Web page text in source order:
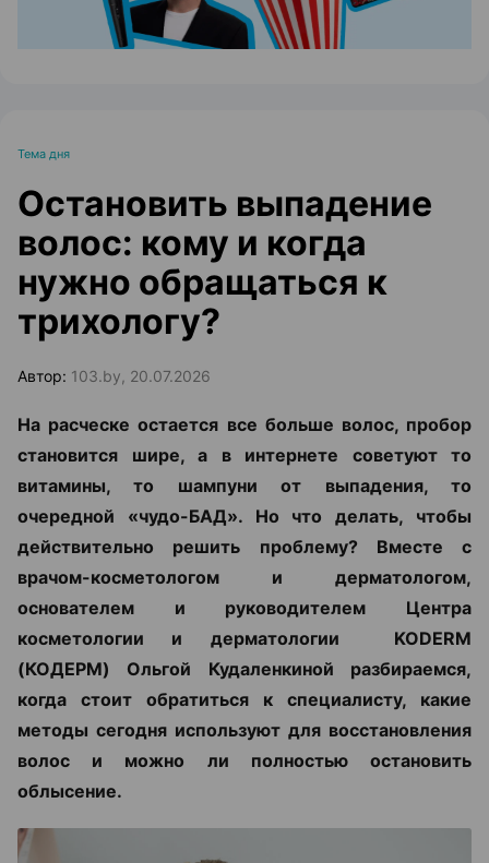
Тема дня
Остановить выпадение
волос: кому и когда
нужно обращаться к
трихологу?
Автор: 103.by, 20.07.2026
На расческе остается все больше волос, пробор
становится шире, а в интернете советуют то
витамины, то шампуни от выпадения, то
очередной «чудо-БАД». Но что делать, чтобы
действительно решить проблему? Вместе с
врачом-косметологом и дерматологом,
основателем и руководителем Центра
косметологии и дерматологии KODERM
(КОДЕРМ) Ольгой Кудаленкиной разбираемся,
когда стоит обратиться к специалисту, какие
методы сегодня используют для восстановления
волос и можно ли полностью остановить
облысение.